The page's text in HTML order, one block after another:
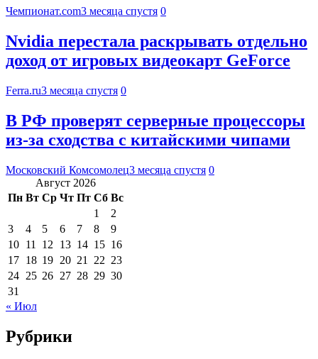
Чемпионат.com3 месяца спустя 0
Nvidia перестала раскрывать отдельно
доход от игровых видеокарт GeForce
Ferra.ru3 месяца спустя 0
В РФ проверят серверные процессоры
из-за сходства с китайскими чипами
Московский Комсомолец3 месяца спустя 0
Август 2026
Пн Вт Ср Чт Пт Сб Вс
1
2
3
4 5 6 7 8
9
10 11 12 13 14 15 16
17 18 19 20 21 22 23
24 25 26 27 28 29 30
31
« Июл
Рубрики